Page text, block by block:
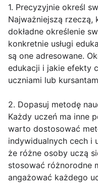
1. Precyzyjnie określ
Najważniejszą rzeczą,
dokładne określenie
konkretnie usługi
są one adresowane.
edukacji i jakie efekty
uczniami lub
2. Dopasuj metodę
Każdy uczeń ma inne
warto dostosować
indywidualnych cech i
że różne osoby uczą
stosować różnorodne
angażować każdego